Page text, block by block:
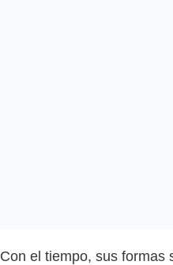
Con el tiempo, sus formas